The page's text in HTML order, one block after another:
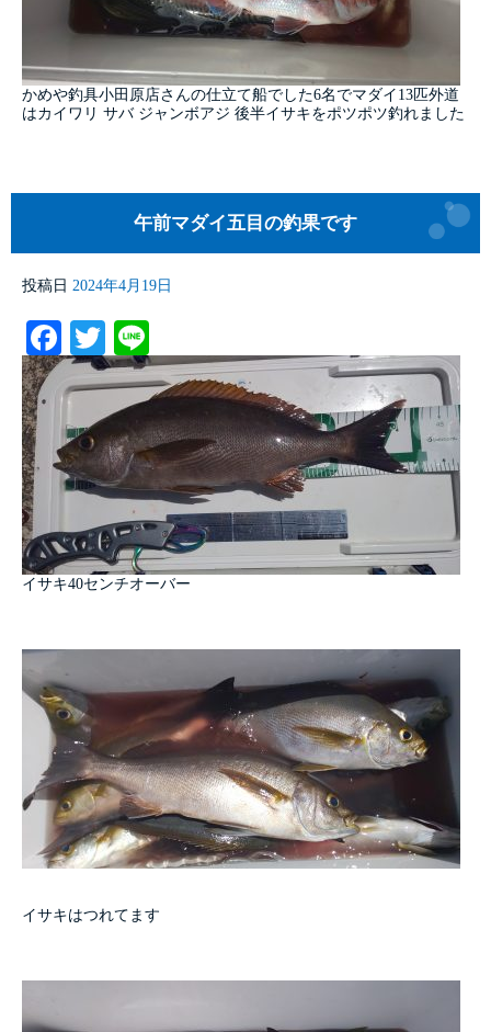
かめや釣具小田原店さんの仕立て船でした6名でマダイ13匹外道
はカイワリ サバ ジャンボアジ 後半イサキをポツポツ釣れました
午前マダイ五目の釣果です
投稿日 2024年4月19日
Facebook
Twitter
イサキ40センチオーバー
イサキはつれてます